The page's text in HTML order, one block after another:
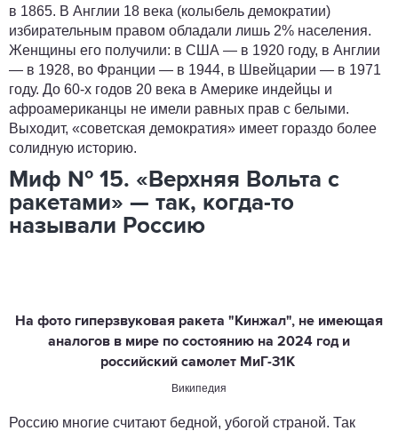
в 1865. В Англии 18 века (колыбель демократии)
избирательным правом обладали лишь 2% населения.
Женщины его получили: в США — в 1920 году, в Англии
— в 1928, во Франции — в 1944, в Швейцарии — в 1971
году. До 60-х годов 20 века в Америке индейцы и
афроамериканцы не имели равных прав с белыми.
Выходит, «советская демократия» имеет гораздо более
солидную историю.
Миф № 15. «Верхняя Вольта с
ракетами» — так, когда-то
называли Россию
На фото гиперзвуковая ракета "Кинжал", не имеющая
аналогов в мире по состоянию на 2024 год и
российский самолет МиГ-31К
Википедия
Россию многие считают бедной, убогой страной. Так